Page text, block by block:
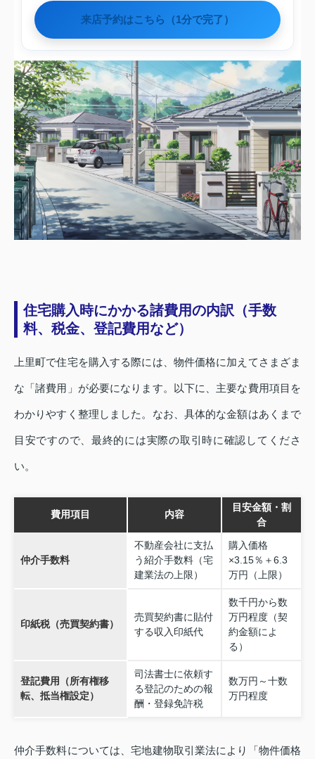
来店予約はこちら（1分で完了）
住宅購入時にかかる諸費用の内訳（手数
料、税金、登記費用など）
上里町で住宅を購入する際には、物件価格に加えてさまざま
な「諸費用」が必要になります。以下に、主要な費用項目を
わかりやすく整理しました。なお、具体的な金額はあくまで
目安ですので、最終的には実際の取引時に確認してくださ
い。
費用項目 内容
目安金額・割
合
仲介手数料
不動産会社に支払
う紹介手数料（宅
建業法の上限）
購入価格
×3.15％＋6.3
万円（上限）
印紙税（売買契約書）
売買契約書に貼付
する収入印紙代
数千円から数
万円程度（契
約金額によ
る）
登記費用（所有権移
転、抵当権設定）
司法書士に依頼す
る登記のための報
酬・登録免許税
数万円～十数
万円程度
仲介手数料については、宅地建物取引業法により「物件価格